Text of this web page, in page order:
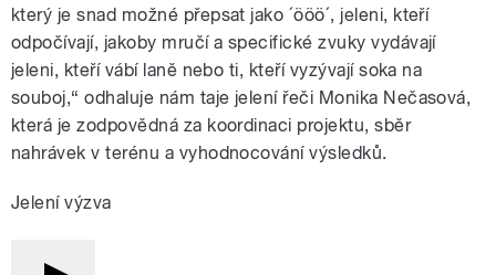
který je snad možné přepsat jako ´ööö´, jeleni, kteří
odpočívají, jakoby mručí a specifické zvuky vydávají
jeleni, kteří vábí laně nebo ti, kteří vyzývají soka na
souboj,“ odhaluje nám taje jelení řeči Monika Nečasová,
která je zodpovědná za koordinaci projektu, sběr
nahrávek v terénu a vyhodnocování výsledků.
Jelení výzva